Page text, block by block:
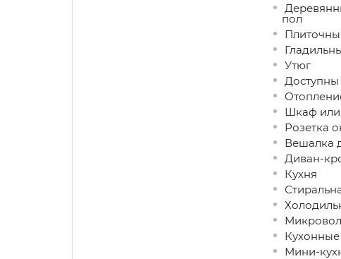
пол
Утюг
Шкаф или
Розетка
Вешалка
Диван-
Кухня
Мини-